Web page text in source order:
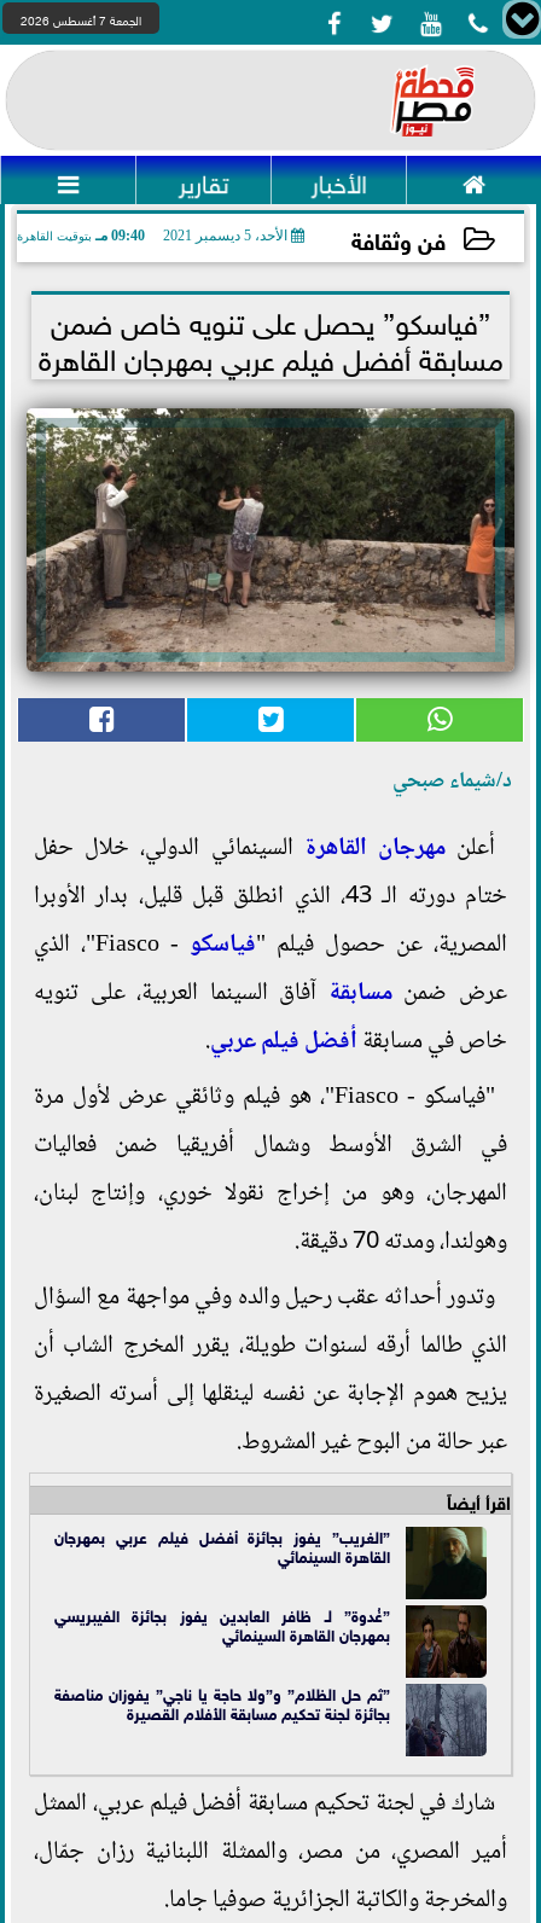
    الجمعة 7 أغسطس 2026
 الأخبار تقارير 
فن وثقافة الأحد، 5 ديسمبر 2021 09:40 مـ بتوقيت القاهرة
2021-12-05 21:40:02
”فياسكو” يحصل على تنويه خاص ضمن
مسابقة أفضل فيلم عربي بمهرجان القاهرة
د/شيماء صبحي
أعلنمهرجان القاهرة السينمائي الدولي، خلال حفل
ختام دورته الـ 43، الذي انطلق قبل قليل، بدار الأوبرا
المصرية، عن حصول فيلم "فياسكو
- Fiasco"، الذي
عرض ضمنمسابقة آفاق السينما العربية، على تنويه
خاص في مسابقةأفضل فيلم عربي.
"فياسكو - Fiasco"، هو فيلم وثائقي عرض لأول مرة
في الشرق الأوسط وشمال أفريقيا ضمن فعاليات
المهرجان، وهو من إخراج نقولا خوري، وإنتاج لبنان،
وهولندا، ومدته 70 دقيقة.
وتدور أحداثه عقب رحيل والده وفي مواجهة مع السؤال
الذي طالما أرقه لسنوات طويلة، يقرر المخرج الشاب أن
يزيح هموم الإجابة عن نفسه لينقلها إلى أسرته الصغيرة
عبر حالة من البوح غير المشروط.
اقرأ أيضاً
”الغريب” يفوز بجائزة أفضل فيلم عربي بمهرجان
القاهرة السينمائي
”غُدوة” لـ ظافر العابدين يفوز بجائزة الفيبريسي
بمهرجان القاهرة السينمائي
”ثم حل الظلام” و”ولا حاجة يا ناجي” يفوزان مناصفة
بجائزة لجنة تحكيم مسابقة الأفلام القصيرة
شارك في لجنة تحكيم مسابقة أفضل فيلم عربي، الممثل
أمير المصري، من مصر، والممثلة اللبنانية رزان جمّال،
والمخرجة والكاتبة الجزائرية صوفيا جاما.